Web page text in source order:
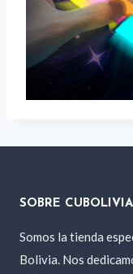
SOBRE CUBOLIVIA
Somos la tienda
Bolivia. Nos